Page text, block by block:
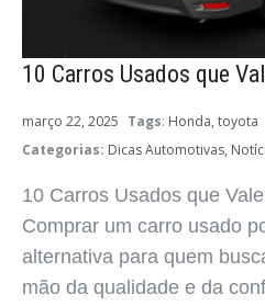
10 Carros Usados que
março 22, 2025 Tags: Honda toyota
Categorias: Dicas Automotivas
10 Carros Usados que
Comprar um carro usado
alternativa para quem
mão da qualidade e da